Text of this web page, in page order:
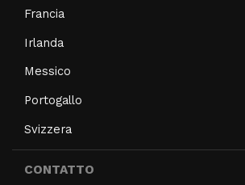
Francia
Irlanda
Messico
Portogallo
Svizzera
CONTATTO